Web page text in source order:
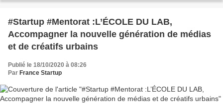
#Startup #Mentorat :L’ÉCOLE DU LAB,
Accompagner la nouvelle génération de médias
et de créatifs urbains
Publié le 18/10/2020 à 08:26
Par France Startup